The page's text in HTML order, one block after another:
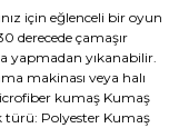
için eğlenceli bir oyun
derecede çamaşır
yapmadan yıkanabilir.
makinası veya halı
kumaş Kumaş
türü: Polyester Kumaş